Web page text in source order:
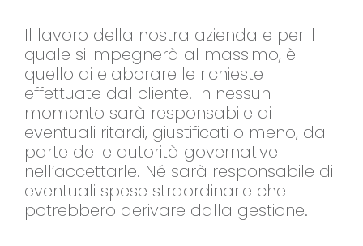
Il lavoro della nostra azienda e per il
quale si impegnerà al massimo, è
quello di elaborare le richieste
effettuate dal cliente. In nessun
momento sarà responsabile di
eventuali ritardi, giustificati o meno, da
parte delle autorità governative
nell’accettarle. Né sarà responsabile di
eventuali spese straordinarie che
potrebbero derivare dalla gestione.